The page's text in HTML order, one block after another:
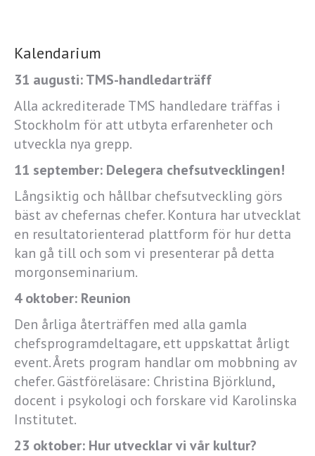
Kalendarium
31 augusti: TMS-handledarträff
Alla ackrediterade TMS handledare träffas i
Stockholm för att utbyta erfarenheter och
utveckla nya grepp.
11 september: Delegera chefsutvecklingen!
Långsiktig och hållbar chefsutveckling görs
bäst av chefernas chefer. Kontura har utvecklat
en resultatorienterad plattform för hur detta
kan gå till och som vi presenterar på detta
morgonseminarium.
4 oktober: Reunion
Den årliga återträffen med alla gamla
chefsprogramdeltagare, ett uppskattat årligt
event. Årets program handlar om mobbning av
chefer. Gästföreläsare: Christina Björklund,
docent i psykologi och forskare vid Karolinska
Institutet.
23 oktober: Hur utvecklar vi vår kultur?